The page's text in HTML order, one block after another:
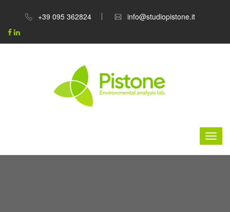
+39 095 362824 info@studiopistone.it